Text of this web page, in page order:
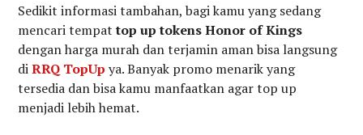
Sedikit informasi tambahan, bagi kamu yang sedang
mencari tempattop up tokens Honor of Kings
dengan harga murah dan terjamin aman bisa langsung
diRRQ TopUp ya. Banyak promo menarik yang
tersedia dan bisa kamu manfaatkan agar top up
menjadi lebih hemat.